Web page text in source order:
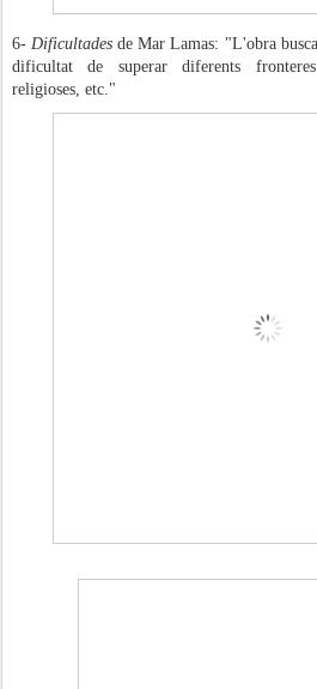
6- Dificultades de Mar Lamas: "L'obra
dificultat de superar diferents
religioses, etc."